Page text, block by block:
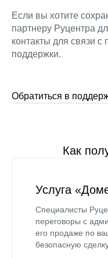
Если вы хотите
партнеру Руцентра
контакты для связи
поддержки.
Обратиться в
Как
Услуга
Специалисты
переговоры с
его продаже по
безопасную